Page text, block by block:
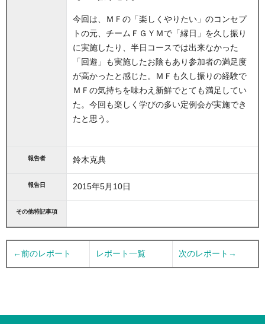
今回は、ＭＦの「楽しくやりたい」のコンセプ
トの元、チームＦＧＹＭで「縁日」を久し振り
に実施したり、半日コースでは出来なかった
「回遊」も実施したお陰もあり参加者の満足度
が高かったと感じた。ＭＦも久し振りの経験で
ＭＦの気持ちを味わえ新鮮でとても満足してい
た。今回も楽しく学びの多い定例会が実施でき
たと思う。
報告者 鈴木克典
報告日 2015年5月10日
その他特記事項
←前のレポート レポート一覧 次のレポート→